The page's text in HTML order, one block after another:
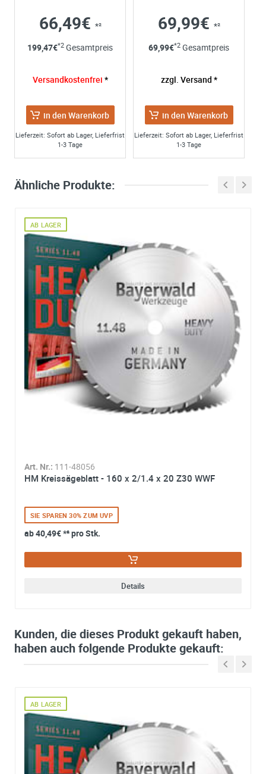
66,49€ *²
199,47€*2 Gesamtpreis
Versandkostenfrei *
in den Warenkorb
Lieferzeit: Sofort ab Lager, Lieferfrist
1-3 Tage
69,99€ *²
69,99€*2 Gesamtpreis
zzgl. Versand *
in den Warenkorb
Lieferzeit: Sofort ab Lager, Lieferfrist
1-3 Tage
Ähnliche Produkte:
Art. Nr.: 111-48056
HM Kreissägeblatt - 160 x 2/1.4 x 20 Z30 WWF
AB LAGER
SIE SPAREN 30% ZUM UVP
ab40,49€*² pro Stk.
Details
Kunden, die dieses Produkt gekauft haben,
haben auch folgende Produkte gekauft:
AB LAGER